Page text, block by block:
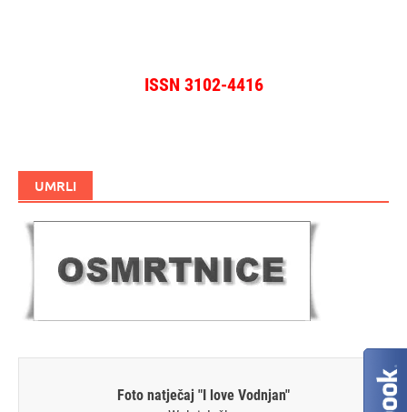
ISSN 3102-4416
UMRLI
Foto natječaj "I love Vodnjan"